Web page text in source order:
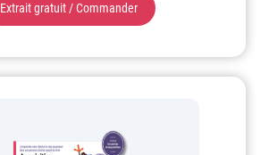
Extrait gratuit / Commander